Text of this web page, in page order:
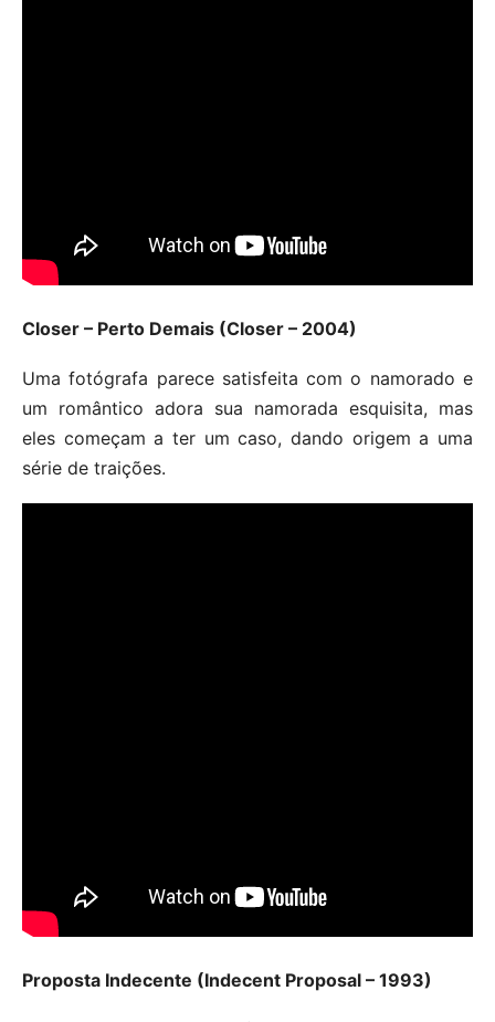
Closer – Perto Demais (Closer – 2004)
Uma fotógrafa parece satisfeita com o namorado e
um romântico adora sua namorada esquisita, mas
eles começam a ter um caso, dando origem a uma
série de traições.
Proposta Indecente (Indecent Proposal – 1993)